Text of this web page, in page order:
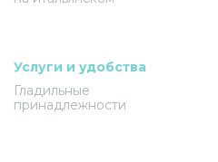
Услуги и удобства
Гладильные
принадлежности